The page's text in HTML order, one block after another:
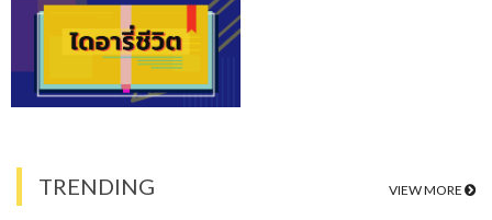
TRENDING VIEW MORE